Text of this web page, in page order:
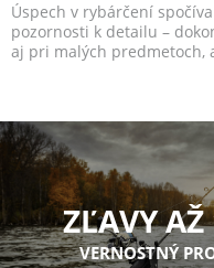
Úspech v rybárčení
pozornosti k detailu –
aj pri malých predmetoch,
ZĽAVY
VERNOSTNÝ